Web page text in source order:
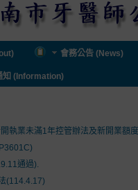
會務公告 (News)
知 (Information)
執業未滿1年控管辦法及新開業額
通過).
(114.4.17)